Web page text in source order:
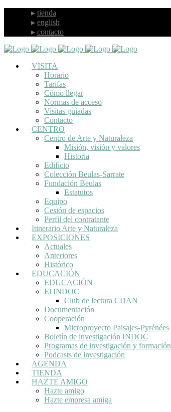
tienda
english
contacto
VISITA
Horario
Tarifas
Cómo llegar
Normas de acceso
Visitas guiadas
Contacto
CENTRO
Centro de Arte y Naturaleza
Misión, visión y valores
Historia
Edificio
Colección Beulas-Sarrate
Fundación Beulas
Estatutos
Equipo
Cesión de espacios
Perfil del contratante
Itinerario Arte y Naturaleza
EXPOSICIONES
Actuales
Anteriores
Histórico
EDUCACIÓN
EDUCACIÓN
El INDOC
Club de lectura CDAN
Documentación
Cooperación
Microproyecto Paisajes-Pyrénées
Boletín de investigación INDOC
Programas de investigación y formación
Podcasts de investigación
AGENDA
TIENDA
HAZTE AMIGO
Hazte amigo
Hazte empresa amiga